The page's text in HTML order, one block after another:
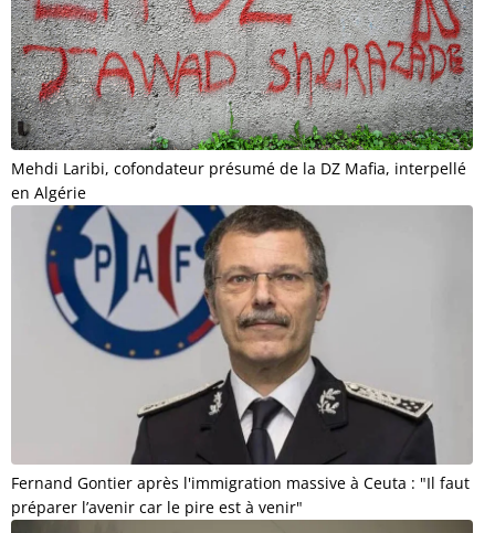
Mehdi Laribi, cofondateur présumé de la DZ Mafia, interpellé
en Algérie
Fernand Gontier après l'immigration massive à Ceuta : "Il faut
préparer l’avenir car le pire est à venir"